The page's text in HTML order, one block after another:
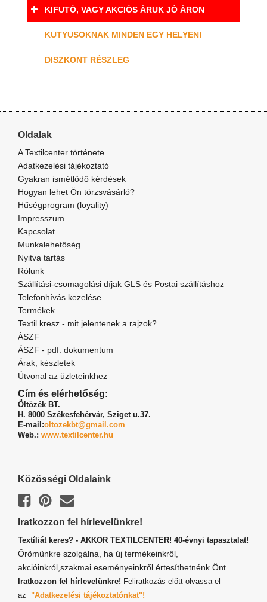
KIFUTÓ, VAGY AKCIÓS ÁRUK JÓ ÁRON
KUTYUSOKNAK MINDEN EGY HELYEN!
DISZKONT RÉSZLEG
Oldalak
A Textilcenter története
Adatkezelési tájékoztató
Gyakran ismétlődő kérdések
Hogyan lehet Ön törzsvásárló?
Hűségprogram (loyality)
Impresszum
Kapcsolat
Munkalehetőség
Nyitva tartás
Rólunk
Szállítási-csomagolási díjak GLS és Postai szállításhoz
Telefonhívás kezelése
Termékek
Textil kresz - mit jelentenek a rajzok?
ÁSZF
ÁSZF - pdf. dokumentum
Árak, készletek
Útvonal az üzleteinkhez
Cím és elérhetőség:
Öltözék BT.
H. 8000 Székesfehérvár, Sziget u.37.
E-mail:oltozekbt@gmail.com
Web.: www.textilcenter.hu
Közösségi Oldalaink
Iratkozzon fel hírlevelünkre!
Textíliát keres? - AKKOR TEXTILCENTER! 40-évnyi tapasztalat!
Örömünkre szolgálna, ha új termékeinkről,
akcióinkról,szakmai eseményeinkről értesíthetnénk Önt.
Iratkozzon fel hírlevelünkre! Feliratkozás előtt olvassa el
az "Adatkezelési tájékoztatónkat"!